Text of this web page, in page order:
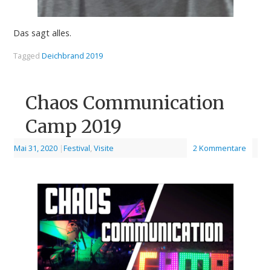
Das sagt alles.
Tagged Deichbrand 2019
Chaos Communication
Camp 2019
Mai 31, 2020 |Festival, Visite 2 Kommentare